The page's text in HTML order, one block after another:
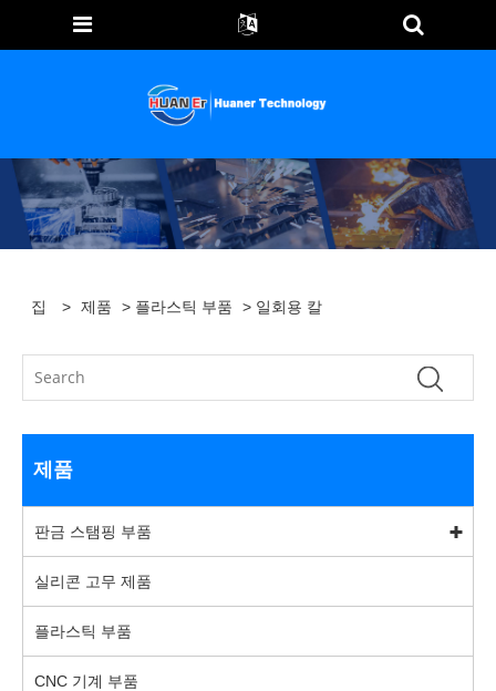
집 > 제품 > 플라스틱 부품 > 일회용 칼
제품
판금 스탬핑 부품
실리콘 고무 제품
플라스틱 부품
CNC 기계 부품